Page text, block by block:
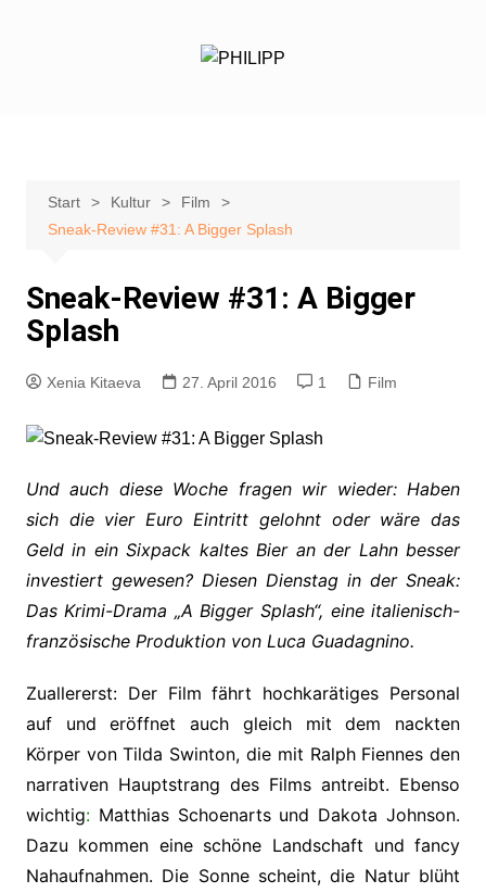
Start Kultur
Film
Sneak-Review #31: A Bigger Splash
Sneak-Review #31: A Bigger
Splash
Xenia Kitaeva 27. April 2016 1 Film
Und auch diese Woche fragen wir wieder: Haben
sich die vier Euro Eintritt gelohnt oder wäre das
Geld in ein Sixpack kaltes Bier an der Lahn besser
investiert gewesen? Diesen Dienstag in der Sneak:
Das Krimi-Drama „A Bigger Splash“, eine italienisch-
französische Produktion von Luca Guadagnino.
Zuallererst: Der Film fährt hochkarätiges Personal
auf und eröffnet auch gleich mit dem nackten
Körper von Tilda Swinton, die mit Ralph Fiennes den
narrativen Hauptstrang des Films antreibt. Ebenso
wichtig:Matthias Schoenarts und Dakota Johnson.
Dazu kommen eine schöne Landschaft und fancy
Nahaufnahmen. Die Sonne scheint, die Natur blüht